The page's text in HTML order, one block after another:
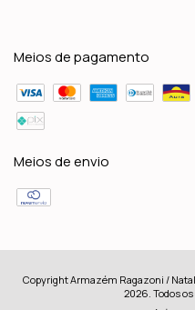
Meios de pagamento
Meios de envio
Copyright Armazém Ragazoni /
2026. Todos